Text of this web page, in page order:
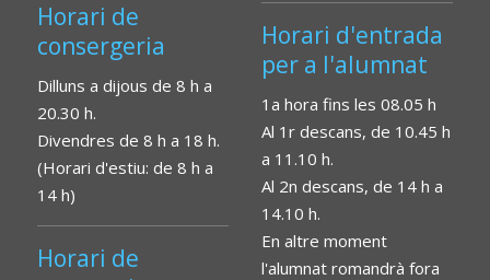
Horari de
consergeria
Dilluns a dijous de 8 h a
20.30 h.
Divendres de 8 h a 18 h.
(Horari d'estiu: de 8 h a
14 h)
Horari de
Horari d'entrada
per a l'alumnat
1a hora fins les 08.05 h
Al 1r descans, de 10.45 h
a 11.10 h.
Al 2n descans, de 14 h a
14.10 h.
En altre moment
l'alumnat romandrà fora